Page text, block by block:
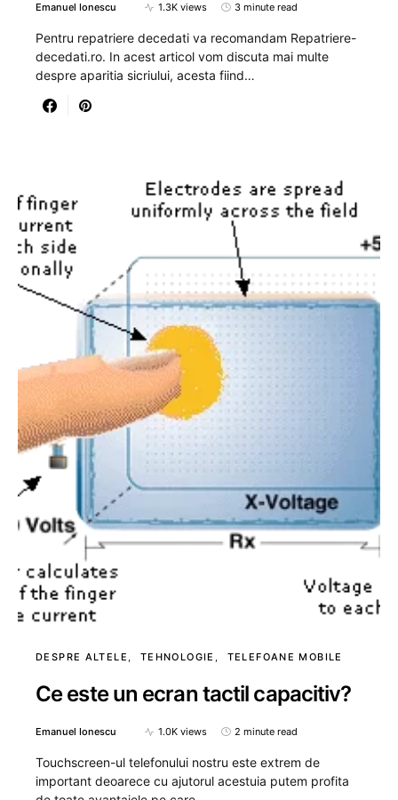
Emanuel Ionescu 1.3K views 3 minute read
Pentru repatriere decedati va recomandam Repatriere-
decedati.ro. In acest articol vom discuta mai multe
despre aparitia sicriului, acesta fiind…
DESPRE ALTELE TEHNOLOGIE TELEFOANE MOBILE
Ce este un ecran tactil capacitiv?
Emanuel Ionescu 1.0K views 2 minute read
Touchscreen-ul telefonului nostru este extrem de
important deoarece cu ajutorul acestuia putem profita